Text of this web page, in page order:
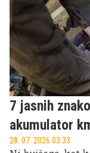
7 jasnih
akumulator
28. 07. 2026 03.33